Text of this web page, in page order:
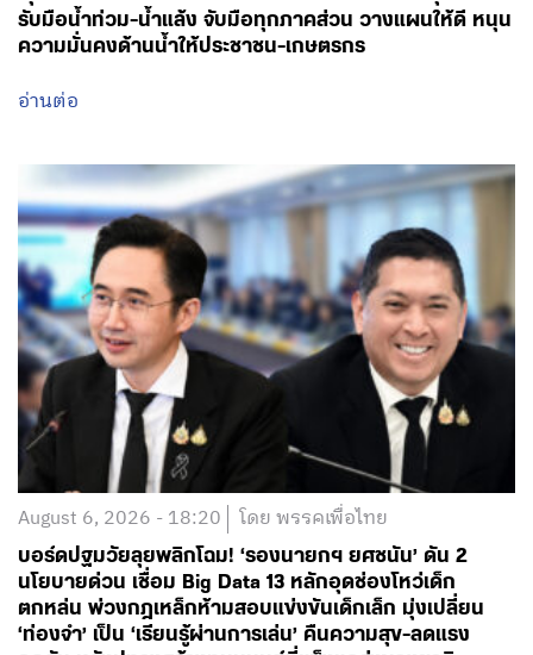
รับมือน้ำท่วม-น้ำแล้ง จับมือทุกภาคส่วน วางแผนให้ดี หนุน
ความมั่นคงด้านน้ำให้ประชาชน-เกษตรกร
อ่านต่อ
August 6, 2026 - 18:20 โดย พรรคเพื่อไทย
บอร์ดปฐมวัยลุยพลิกโฉม! ‘รองนายกฯ ยศชนัน’ ดัน 2
นโยบายด่วน เชื่อม Big Data 13 หลักอุดช่องโหว่เด็ก
ตกหล่น พ่วงกฎเหล็กห้ามสอบแข่งขันเด็กเล็ก มุ่งเปลี่ยน
‘ท่องจำ’ เป็น ‘เรียนรู้ผ่านการเล่น’ คืนความสุข-ลดแรง